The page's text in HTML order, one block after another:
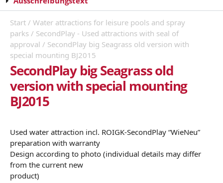
Start / Water attractions for leisure pools and spray
parks / SecondPlay - Used attractions with seal of
approval / SecondPlay big Seagrass old version with
special mounting BJ2015
SecondPlay big Seagrass old
version with special mounting
BJ2015
Used water attraction incl. ROIGK-SecondPlay “WieNeu”
preparation with warranty
Design according to photo (individual details may differ
from the current new
product)